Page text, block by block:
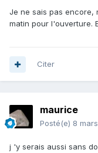
Je ne sais pas encore,
matin pour l'ouverture.
Citer
maurice
Posté(e) 8
j 'y serais aussi sans